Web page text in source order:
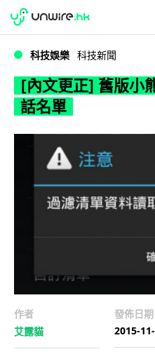
WWDC 2026
科技娛樂 科技新聞
[內文更正] 舊版小
話名單
作者
艾露貓
發佈日期
2015-